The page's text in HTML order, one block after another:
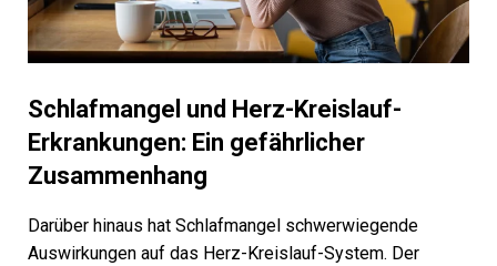
Schlafmangel und Herz-Kreislauf-
Erkrankungen: Ein gefährlicher
Zusammenhang
Darüber hinaus hat Schlafmangel schwerwiegende
Auswirkungen auf das Herz-Kreislauf-System. Der